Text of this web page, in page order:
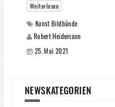
Weiterlesen
Kunst Bildbände
Robert Heidemann
25. Mai 2021
NEWSKATEGORIEN